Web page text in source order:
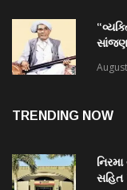
TRENDING NOW
સહિત